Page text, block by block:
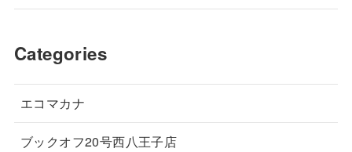
Categories
エコマカナ
ブックオフ20号西八王子店